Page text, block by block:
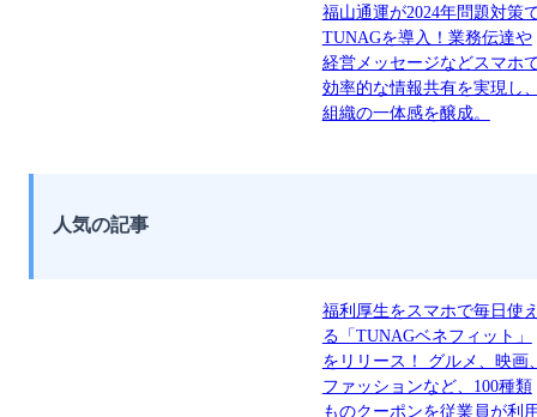
福山通運が2024年問題対策
TUNAGを導入！業務伝達や
経営メッセージなどスマホ
効率的な情報共有を実現し
組織の一体感を醸成。
人気の記事
福利厚生をスマホで毎日使
る「TUNAGベネフィット」
をリリース！ グルメ、映画
ファッションなど、100種類
ものクーポンを従業員が利